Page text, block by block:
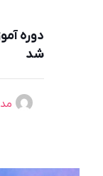
دوره
شد